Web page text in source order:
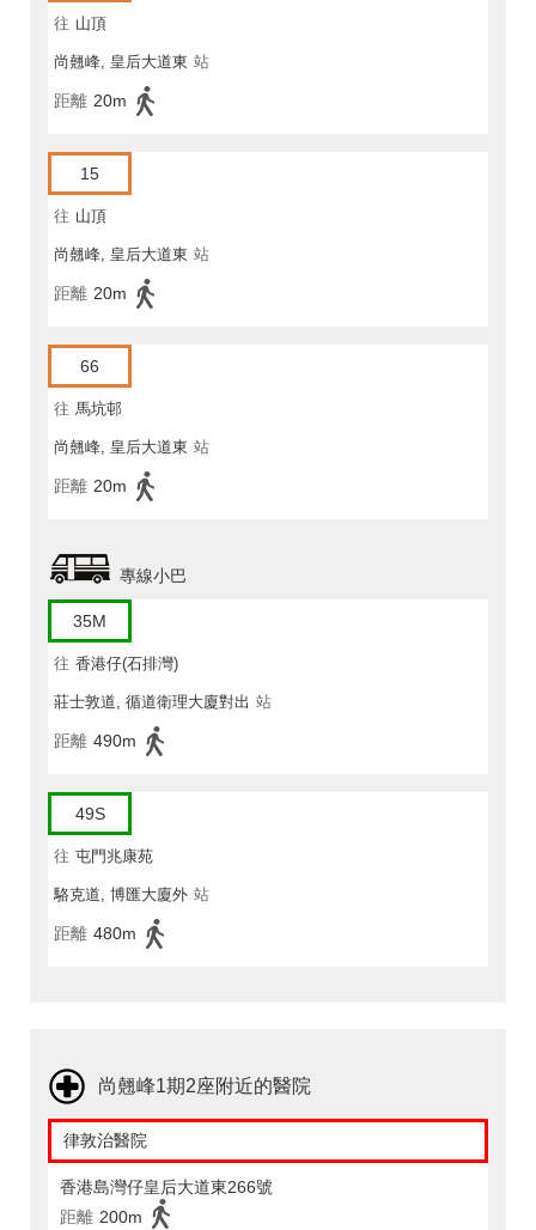
往 山頂
尚翹峰, 皇后大道東 站
距離 20m
15
往 山頂
尚翹峰, 皇后大道東 站
距離 20m
66
往 馬坑邨
尚翹峰, 皇后大道東 站
距離 20m
專線小巴
35M
往 香港仔(石排灣)
莊士敦道, 循道衛理大廈對出 站
距離 490m
49S
往 屯門兆康苑
駱克道, 博匯大廈外 站
距離 480m
尚翹峰1期2座附近的醫院
律敦治醫院
香港島灣仔皇后大道東266號
距離 200m